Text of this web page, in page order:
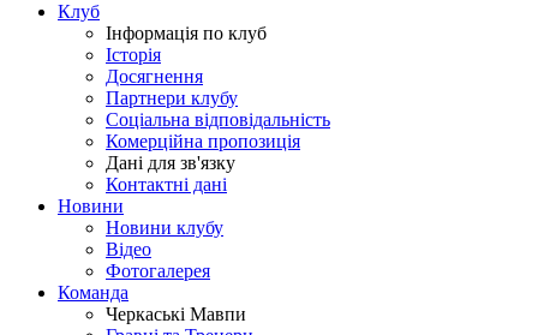
Клуб
Інформація по клуб
Історія
Досягнення
Партнери клубу
Соціальна відповідальність
Комерційна пропозиція
Дані для зв'язку
Контактні дані
Новини
Новини клубу
Відео
Фотогалерея
Команда
Черкаські Мавпи